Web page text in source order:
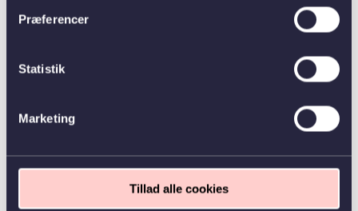
Præferencer
Statistik
Marketing
Tillad alle cookies